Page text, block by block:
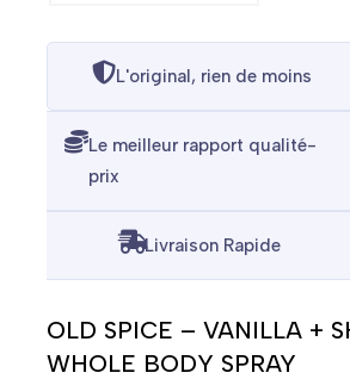
L'original, rien de moins
Le meilleur rapport qualité-
prix
Livraison Rapide
OLD SPICE – VANILLA +
WHOLE BODY SPRAY